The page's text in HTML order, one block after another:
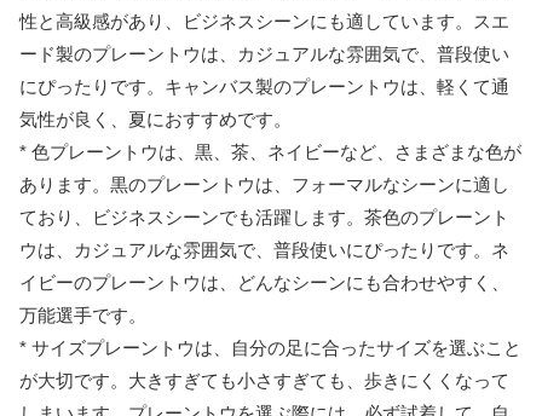
性と高級感があり、ビジネスシーンにも適しています。スエ
ード製のプレーントウは、カジュアルな雰囲気で、普段使い
にぴったりです。キャンバス製のプレーントウは、軽くて通
気性が良く、夏におすすめです。
* 色プレーントウは、黒、茶、ネイビーなど、さまざまな色が
あります。黒のプレーントウは、フォーマルなシーンに適し
ており、ビジネスシーンでも活躍します。茶色のプレーント
ウは、カジュアルな雰囲気で、普段使いにぴったりです。ネ
イビーのプレーントウは、どんなシーンにも合わせやすく、
万能選手です。
* サイズプレーントウは、自分の足に合ったサイズを選ぶこと
が大切です。大きすぎても小さすぎても、歩きにくくなって